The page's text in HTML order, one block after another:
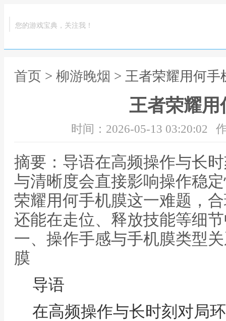
您的游戏宝典，关注我！
首页 > 柳游晚烟 > 王者荣耀用何手
王者荣耀用
时间：2026-05-13 03:20:02
摘要：导语在高频操作与长
与清晰度会直接影响操作稳
荣耀用何手机膜这一难题，
还能在走位、释放技能等细
一、操作手感与手机膜类型
膜
导语
在高频操作与长时刻对局